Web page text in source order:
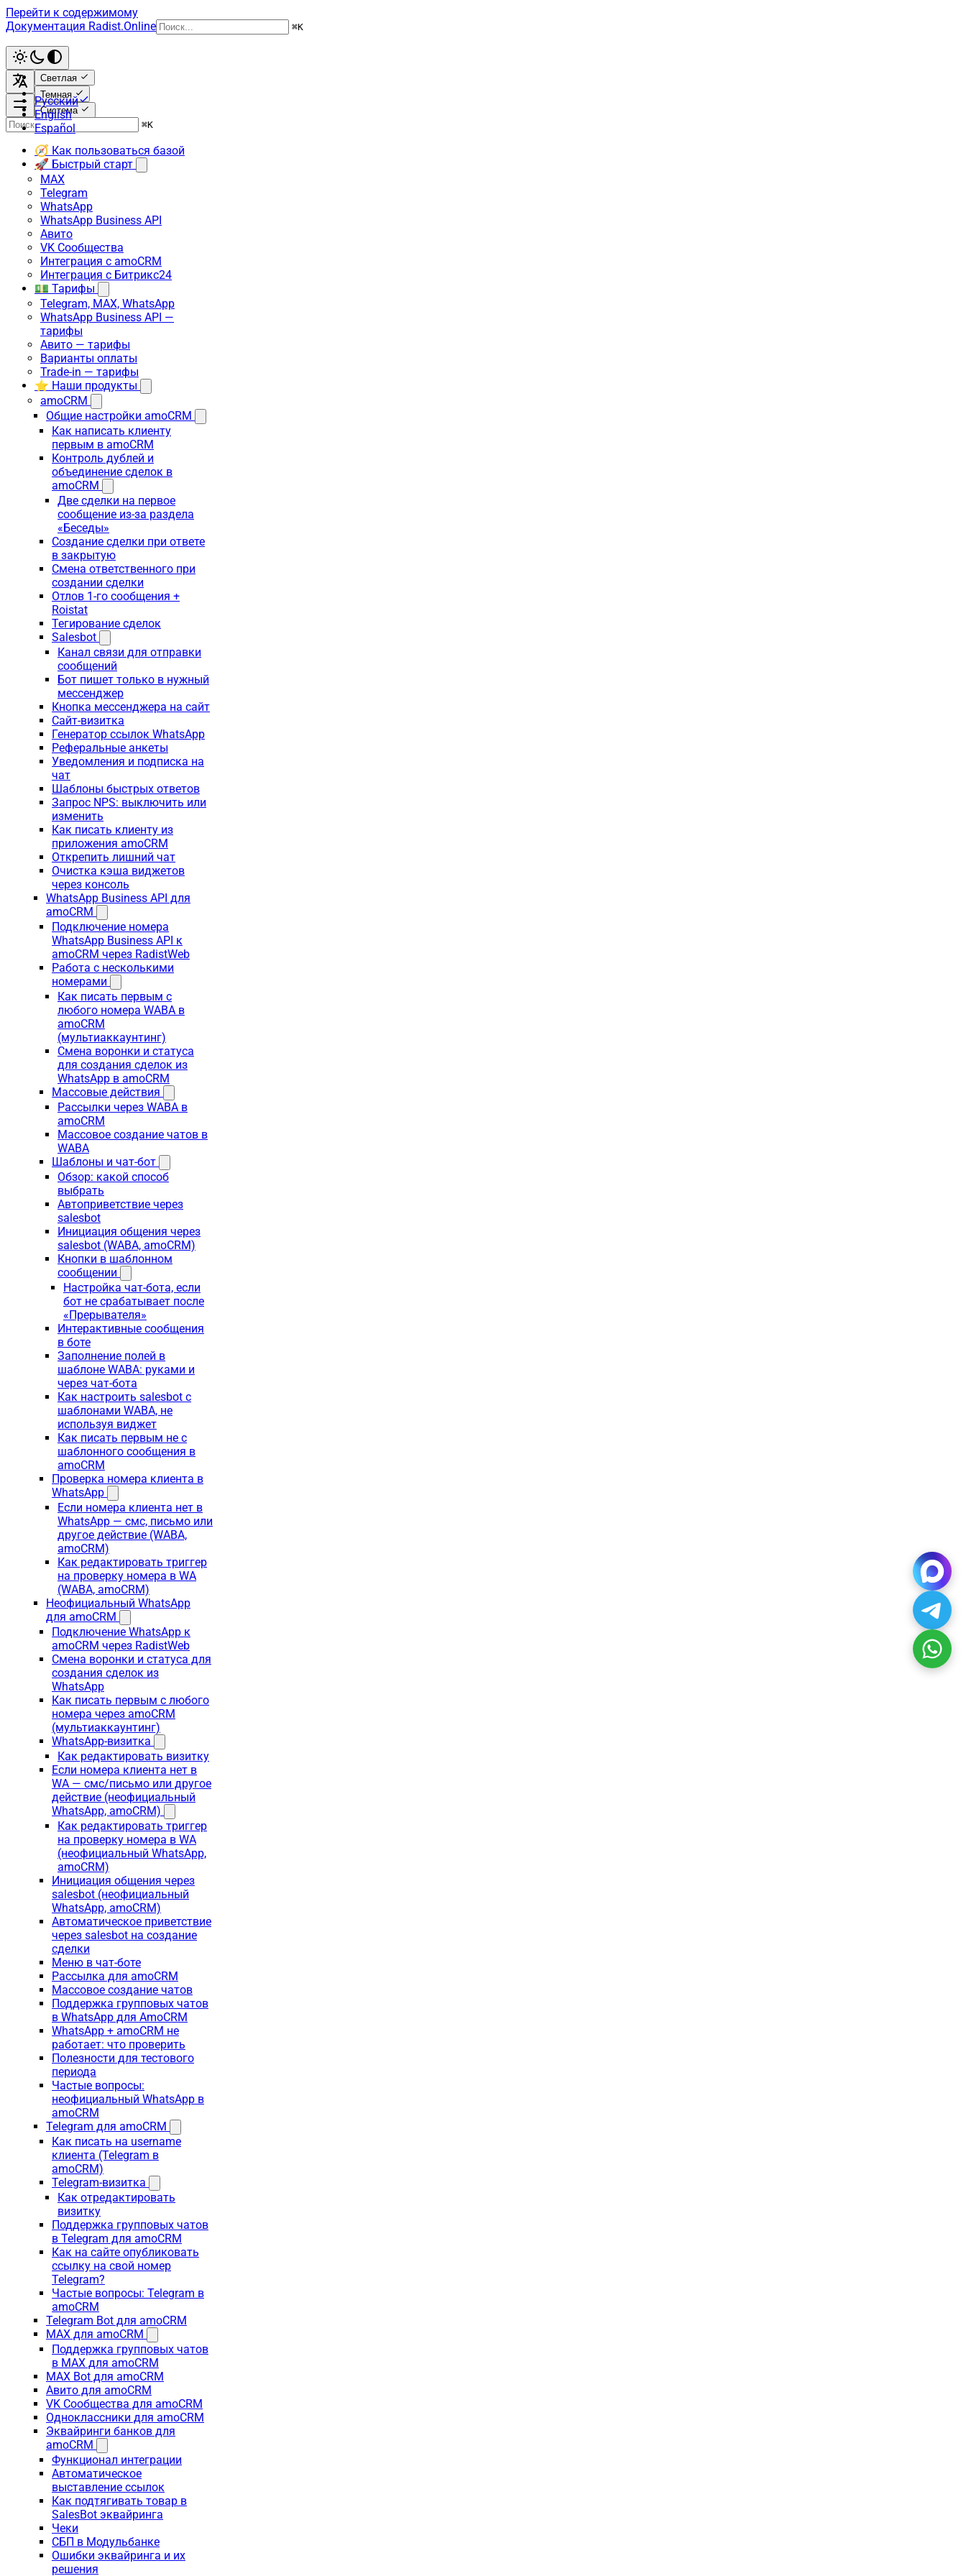
Перейти к содержимому
Документация Radist.Online
⌘K
Светлая
Темная
Система
Русский
English
Español
⌘K
🧭 Как пользоваться базой
🚀 Быстрый старт
MAX
Telegram
WhatsApp
WhatsApp Business API
Авито
VK Сообщества
Интеграция с amoCRM
Интеграция с Битрикс24
💵 Тарифы
Telegram, MAX, WhatsApp
WhatsApp Business API —
тарифы
Авито — тарифы
Варианты оплаты
Trade-in — тарифы
⭐ Наши продукты
amoCRM
Общие настройки amoCRM
Как написать клиенту
первым в amoCRM
Контроль дублей и
объединение сделок в
amoCRM
Две сделки на первое
сообщение из-за раздела
«Беседы»
Создание сделки при ответе
в закрытую
Смена ответственного при
создании сделки
Отлов 1-го сообщения +
Roistat
Тегирование сделок
Salesbot
Канал связи для отправки
сообщений
Бот пишет только в нужный
мессенджер
Кнопка мессенджера на сайт
Сайт-визитка
Генератор ссылок WhatsApp
Реферальные анкеты
Уведомления и подписка на
чат
Шаблоны быстрых ответов
Запрос NPS: выключить или
изменить
Как писать клиенту из
приложения amoCRM
Открепить лишний чат
Очистка кэша виджетов
через консоль
WhatsApp Business API для
amoCRM
Подключение номера
WhatsApp Business API к
amoCRM через RadistWeb
Работа с несколькими
номерами
Как писать первым с
любого номера WABA в
amoCRM
(мультиаккаунтинг)
Смена воронки и статуса
для создания сделок из
WhatsApp в amoCRM
Массовые действия
Рассылки через WABA в
amoCRM
Массовое создание чатов в
WABA
Шаблоны и чат-бот
Обзор: какой способ
выбрать
Автоприветствие через
salesbot
Инициация общения через
salesbot (WABA, amoCRM)
Кнопки в шаблонном
сообщении
Настройка чат-бота, если
бот не срабатывает после
«Прерывателя»
Интерактивные сообщения
в боте
Заполнение полей в
шаблоне WABA: руками и
через чат-бота
Как настроить salesbot с
шаблонами WABA, не
используя виджет
Как писать первым не с
шаблонного сообщения в
amoCRM
Проверка номера клиента в
WhatsApp
Если номера клиента нет в
WhatsApp — смс, письмо или
другое действие (WABA,
amoCRM)
Как редактировать триггер
на проверку номера в WA
(WABA, amoCRM)
Неофициальный WhatsApp
для amoCRM
Подключение WhatsApp к
amoCRM через RadistWeb
Смена воронки и статуса для
создания сделок из
WhatsApp
Как писать первым с любого
номера через amoCRM
(мультиаккаунтинг)
WhatsApp-визитка
Как редактировать визитку
Если номера клиента нет в
WA — смс/письмо или другое
действие (неофициальный
WhatsApp, amoCRM)
Как редактировать триггер
на проверку номера в WA
(неофициальный WhatsApp,
amoCRM)
Инициация общения через
salesbot (неофициальный
WhatsApp, amoCRM)
Автоматическое приветствие
через salesbot на создание
сделки
Меню в чат-боте
Рассылка для amoCRM
Массовое создание чатов
Поддержка групповых чатов
в WhatsApp для AmoCRM
WhatsApp + amoCRM не
работает: что проверить
Полезности для тестового
периода
Частые вопросы:
неофициальный WhatsApp в
amoCRM
Telegram для amoCRM
Как писать на username
клиента (Telegram в
amoCRM)
Telegram-визитка
Как отредактировать
визитку
Поддержка групповых чатов
в Telegram для amoCRM
Как на сайте опубликовать
ссылку на свой номер
Telegram?
Частые вопросы: Telegram в
amoCRM
Telegram Bot для amoCRM
MAX для amoCRM
Поддержка групповых чатов
в MAX для amoCRM
MAX Bot для amoCRM
Авито для amoCRM
VK Сообщества для amoCRM
Одноклассники для amoCRM
Эквайринги банков для
amoCRM
Функционал интеграции
Автоматическое
выставление ссылок
Как подтягивать товар в
SalesBot эквайринга
Чеки
СБП в Модульбанке
Ошибки эквайринга и их
решения